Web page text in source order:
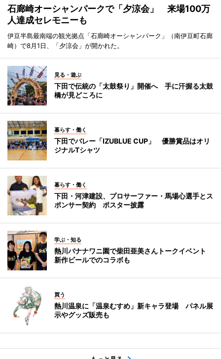
石廊崎オーシャンパークで「夕涼会」 来場100万
人達成セレモニーも
伊豆半島最南端の観光拠点「石廊崎オーシャンパーク」（南伊豆町石廊
崎）で8月1日、「夕涼会」が開かれた。
見る・遊ぶ
下田で伝統の「太鼓祭り」開催へ 手に汗握る太鼓
橋が見どころに
暮らす・働く
下田でバレー「IZUBLUE CUP」 優勝賞品はオリ
ジナルTシャツ
暮らす・働く
下田・河津建設、プロサーファー・馬場心選手とス
ポンサー契約 ポスター披露
学ぶ・知る
熱川バナナワニ園で柴田亜美さんトークイベント
新作ビールでのコラボも
買う
熱川温泉に「温泉むすめ」新キャラ登場 パネル展
示やグッズ販売も